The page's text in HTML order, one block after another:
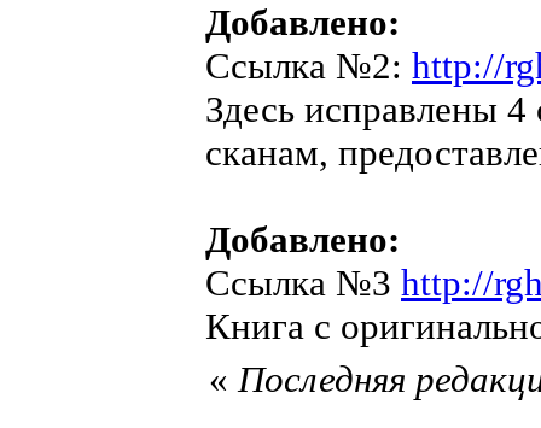
Добавлено:
Ссылка №2: http://
Здесь исправлены
сканам,
Добавлено:
Ссылка №3 http://
Книга с
«Последняя